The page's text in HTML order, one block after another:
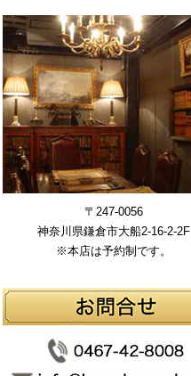
〒247-0056
神奈川県鎌倉市大船2-16-2-2F
※本店は予約制です。